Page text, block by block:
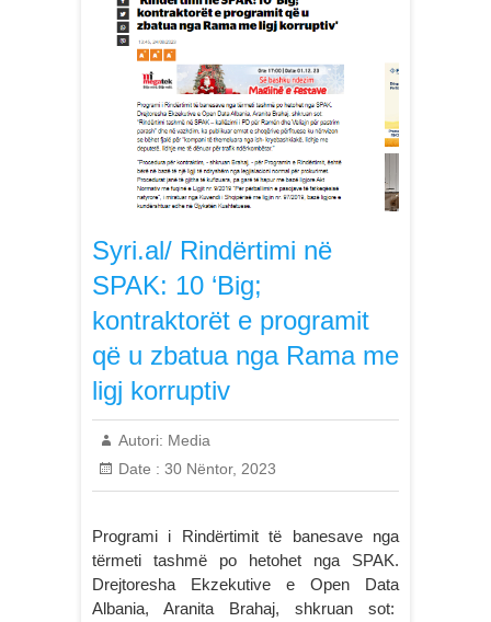
Syri.al/ Rindërtimi në
SPAK: 10 ‘Big;
kontraktorët e programit
që u zbatua nga Rama me
ligj korruptiv
Autori: Media
Date : 30 Nëntor, 2023
Programi i Rindërtimit të banesave nga
tërmeti tashmë po hetohet nga SPAK.
Drejtoresha Ekzekutive e Open Data
Albania, Aranita Brahaj, shkruan sot: